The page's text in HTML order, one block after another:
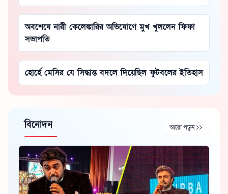
অবশেষে নারী কেলেঙ্কারির অভিযোগে মুখ খুললেন ফিফা
সভাপতি
হোর্হে মেসির যে সিদ্ধান্ত বদলে দিয়েছিল ফুটবলের ইতিহাস
বিনোদন আরো পড়ুন